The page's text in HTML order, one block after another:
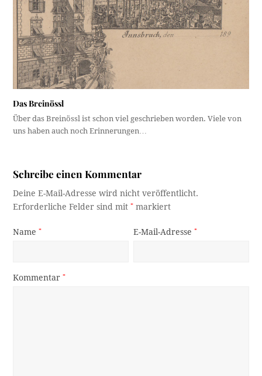
Das Breinössl
Über das Breinössl ist schon viel geschrieben worden. Viele von
uns haben auch noch Erinnerungen…
Schreibe einen Kommentar
Deine E-Mail-Adresse wird nicht veröffentlicht.
Erforderliche Felder sind mit* markiert
Name* E-Mail-Adresse*
Kommentar*